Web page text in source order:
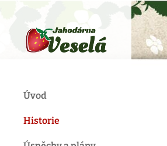
Úvod
Historie